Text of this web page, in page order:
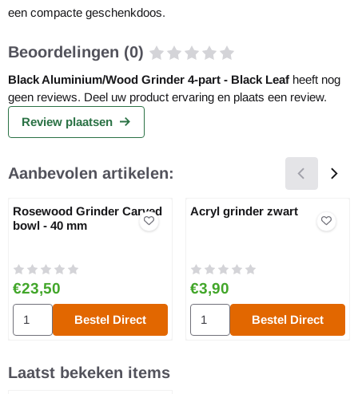
een compacte geschenkdoos.
Beoordelingen (0)
Black Aluminium/Wood Grinder 4-part - Black Leaf heeft nog
geen reviews. Deel uw product ervaring en plaats een review.
Review plaatsen
Aanbevolen artikelen:
Rosewood Grinder Carved
bowl - 40 mm
Prijs: 23,50
€23,50
Aantal kiezen voor Rosewood Grinder Carved bowl - 40 mm
Bestel Direct
Acryl grinder zwart
Prijs: 3,90
€3,90
Aantal kiezen voor Acryl
Bestel Direct
Laatst bekeken items